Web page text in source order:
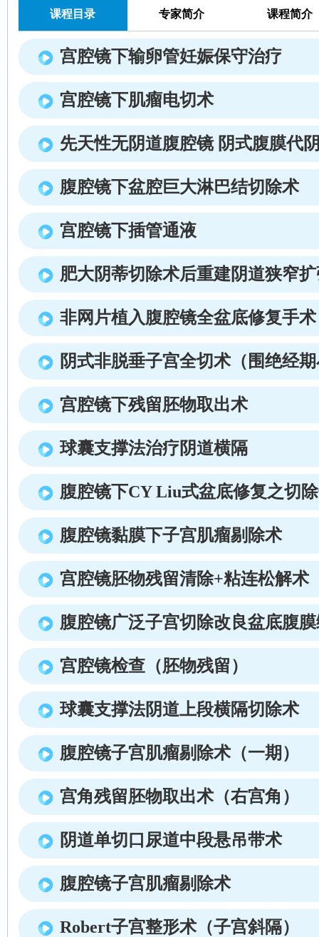
课程目录 专家简介 课程简介
宫腔镜下输卵管妊娠保守治疗
宫腔镜下肌瘤电切术
先天性无阴道腹腔镜 阴式腹膜代
腹腔镜下盆腔巨大淋巴结切除术
宫腔镜下插管通液
肥大阴蒂切除术后重建阴道狭窄
非网片植入腹腔镜全盆底修复手术
阴式非脱垂子宫全切术（围绝经
宫腔镜下残留胚物取出术
球囊支撑法治疗阴道横隔
腹腔镜下CY Liu式盆底修复之切
腹腔镜黏膜下子宫肌瘤剔除术
宫腔镜胚物残留清除+粘连松解术
腹腔镜广泛子宫切除改良盆底腹
宫腔镜检查（胚物残留）
球囊支撑法阴道上段横隔切除术
腹腔镜子宫肌瘤剔除术（一期）
宫角残留胚物取出术（右宫角）
阴道单切口尿道中段悬吊带术
腹腔镜子宫肌瘤剔除术
Robert子宫整形术（子宫斜隔）